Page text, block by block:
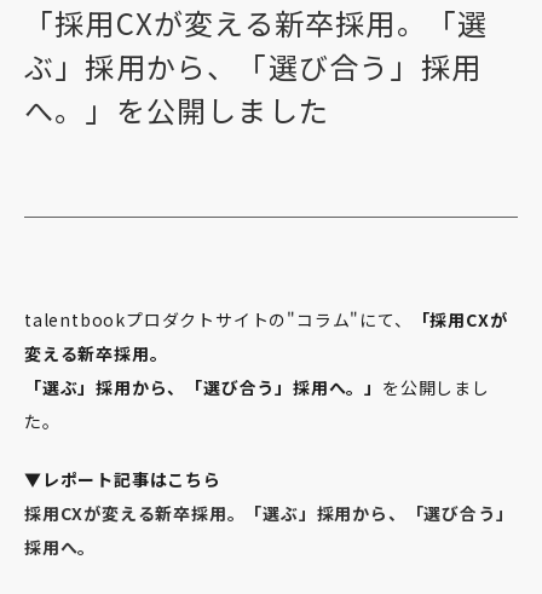
「採用CXが変える新卒採用。「選
ぶ」採用から、「選び合う」採用
へ。」を公開しました
talentbookプロダクトサイトの"コラム"にて、
「採用CXが
変える新卒採用。
「選ぶ」採用から、「選び合う」採用へ。」 を公開しまし
た。
▼レポート記事はこちら
採用CXが変える新卒採用。「選ぶ」採用から、「選び合う」
採用へ。